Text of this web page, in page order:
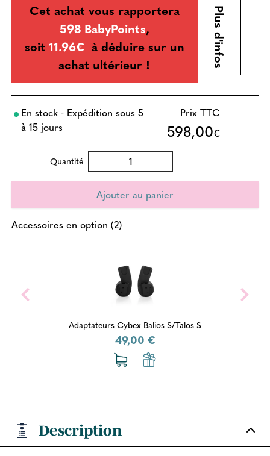
Cet achat vous rapportera
598 BabyPoints,
soit 11.96€ à déduire sur un
achat ultérieur !
Plus d'infos
En stock - Expédition sous 5
à 15 jours
Prix TTC
598,00€
Quantité
Accessoires en option (2)
Adaptateurs Cybex Balios S/Talos S
49,00 €
Description